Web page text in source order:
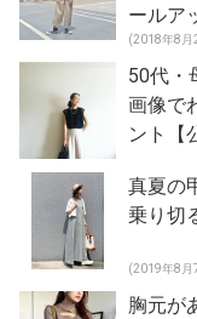
ールア
(2018年8月
50代・
画像で
ント【
真夏の
乗り切
(2019年8月
胸元が